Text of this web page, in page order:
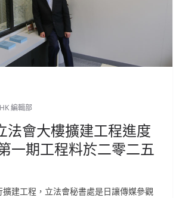
編輯部
法會大樓擴建工程進度
一期工程料於二零二五
建工程，立法會秘書處是日讓傳媒參觀